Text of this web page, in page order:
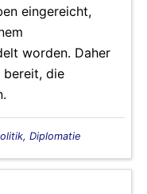
eingereicht,
worden. Daher
bereit, die
Diplomatie